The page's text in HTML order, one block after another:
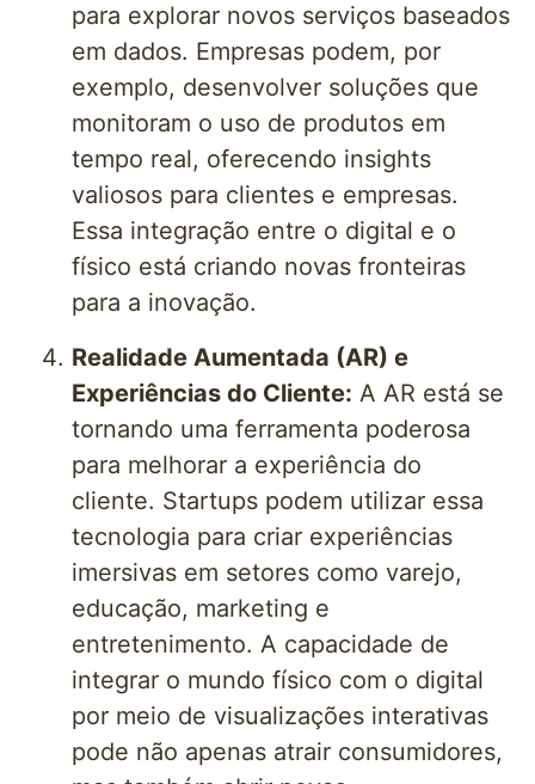
para explorar novos serviços baseados
em dados. Empresas podem, por
exemplo, desenvolver soluções que
monitoram o uso de produtos em
tempo real, oferecendo insights
valiosos para clientes e empresas.
Essa integração entre o digital e o
físico está criando novas fronteiras
para a inovação.
Realidade Aumentada (AR) e
Experiências do Cliente: A AR está se
tornando uma ferramenta poderosa
para melhorar a experiência do
cliente. Startups podem utilizar essa
tecnologia para criar experiências
imersivas em setores como varejo,
educação, marketing e
entretenimento. A capacidade de
integrar o mundo físico com o digital
por meio de visualizações interativas
pode não apenas atrair consumidores,